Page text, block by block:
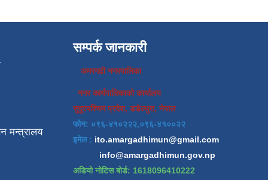
मन्त्रालय
सम्पर्क जानकारी
अमरगढी नगरपालिका
नगर कार्यपालिकाको कार्यालय
सुदुरपश्चिम प्रदेश, डडेल्धुरा, नेपाल
फोन: ०९६-४१०२२२,०९६-४१००२२
इमेल : ito.amargadhimun@gmail.com
info@amargadhimun.gov.np
अडियो नोटिस बोर्ड: 1618096410222